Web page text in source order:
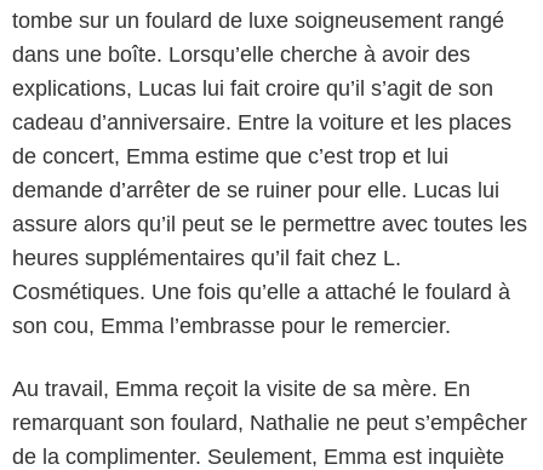
tombe sur un foulard de luxe soigneusement rangé
dans une boîte. Lorsqu’elle cherche à avoir des
explications, Lucas lui fait croire qu’il s’agit de son
cadeau d’anniversaire. Entre la voiture et les places
de concert, Emma estime que c’est trop et lui
demande d’arrêter de se ruiner pour elle. Lucas lui
assure alors qu’il peut se le permettre avec toutes les
heures supplémentaires qu’il fait chez L.
Cosmétiques. Une fois qu’elle a attaché le foulard à
son cou, Emma l’embrasse pour le remercier.
Au travail, Emma reçoit la visite de sa mère. En
remarquant son foulard, Nathalie ne peut s’empêcher
de la complimenter. Seulement, Emma est inquiète